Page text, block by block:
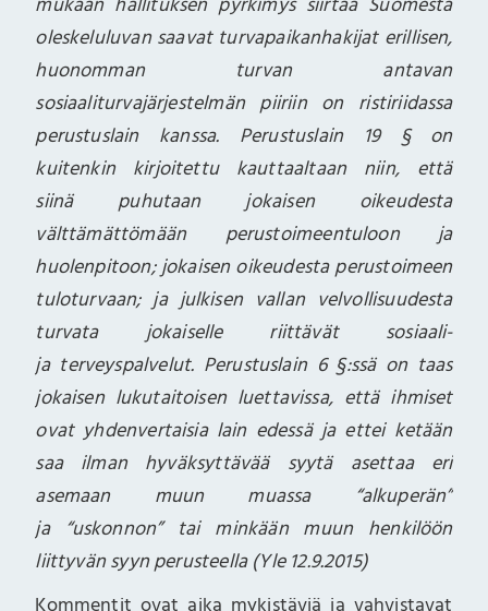
oleskeluluvan saavat turvapaikanhakijat erillisen,
huonomman turvan antavan
sosiaaliturvajärjestelmän piiriin on ristiriidassa
perustuslain kanssa. Perustuslain 19 § on
kuitenkin kirjoitettu kauttaaltaan niin, että
siinä puhutaan jokaisen oikeudesta
välttämättömään perustoimeentuloon ja
huolenpitoon; jokaisen oikeudesta perustoimeen
tuloturvaan; ja julkisen vallan velvollisuudesta
turvata jokaiselle riittävät sosiaali-
ja terveyspalvelut. Perustuslain 6 §:ssä on taas
jokaisen lukutaitoisen luettavissa, että ihmiset
ovat yhdenvertaisia lain edessä ja ettei ketään
saa ilman hyväksyttävää syytä asettaa eri
asemaan muun muassa “alkuperän”
ja “uskonnon” tai minkään muun henkilöön
liittyvän syyn perusteella (Yle 12.9.2015)